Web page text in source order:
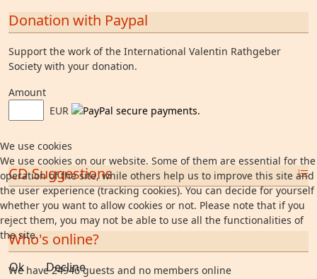
Donation with Paypal
Support the work of the International Valentin Rathgeber
Society with your donation.
Amount
EUR
CD Suggestions
Who's online?
We have 24946 guests and no members online
We use cookies
We use cookies on our website. Some of them are essential for the
operation of the site, while others help us to improve this site and
the user experience (tracking cookies). You can decide for yourself
whether you want to allow cookies or not. Please note that if you
reject them, you may not be able to use all the functionalities of
the site.
Ok Decline